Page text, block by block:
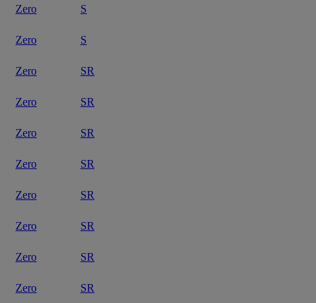
Zero S
Zero S
Zero SR
Zero SR
Zero SR
Zero SR
Zero SR
Zero SR
Zero SR
Zero SR